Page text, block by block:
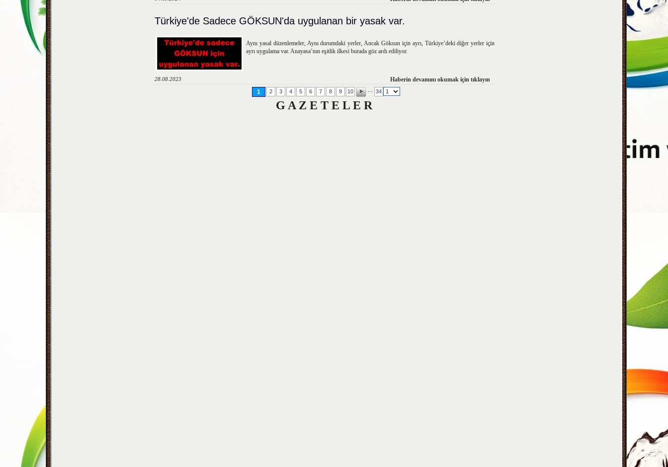
Türkiye'de Sadece GÖKSUN'da uygulanan bir yasak var.
Aynı yasal düzenlemeler, Aynı durumdaki yerler, Ancak Göksun için ayrı, Türkiye’deki diğer yerler için
ayrı uygulama var. Anayasa’nın eşitlik ilkesi burada göz ardı ediliyor.
28.08.2023
Haberin devamını okumak için tıklayın
1
2 3 4 5 6 7 8 9 10 34
G A Z E T E L E R